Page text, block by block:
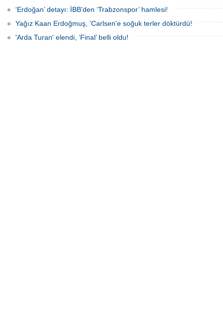
‘Erdoğan’ detayı: İBB'den ‘Trabzonspor’ hamlesi!
Yağız Kaan Erdoğmuş, 'Carlsen'e soğuk terler döktürdü!
'Arda Turan' elendi, ‘Final’ belli oldu!